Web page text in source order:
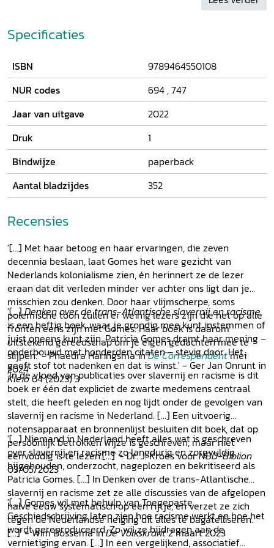
voornaamste oorzaken is dat Nederland haar racisme niet
van institutioneel racisme in het
slavernijgeschiedenisbedrijf.
Specificaties
ISBN
9789464550108
NUR codes
694 ,747
Jaar van uitgave
2022
Druk
1
Bindwijze
paperback
Aantal bladzijdes
352
Recensies
'[...] Met haar betoog en haar ervaringen, die zeven
decennia beslaan, laat Gomes het ware gezicht van
Nederlands kolonialisme zien, én herinnert ze de lezer
eraan dat dit verleden minder ver achter ons ligt dan je
misschien zou denken. Door haar vlijmscherpe, soms
polemische toon zullen er weinig lezers zijn die het op alle
fronten eens zijn met Gomes. Haar boek is daarom
uitstekend gereedschap om je eigen gedachten mee te
slijpen.' - Phaedra Haringsma inDe Correspondentmei
2024
'[...]Denken over de trans-Atlantischeslavernij en racisme
is een heftig boek, waar je grondig mee kunt instemmen of
juist oneens kunt zijn. Patricia Gomes dramt haar mening –
onderbouwd met honderden citaten – stevig door. Het
geeft stof tot nadenken en dat is winst.' - Ger Jan Onrunt in
Kleio64 (2023) 3
'In de vloed van publicaties over slavernij en racisme is dit
boek er één dat expliciet de zwarte medemens centraal
stelt, die heeft geleden en nog lijdt onder de gevolgen van
slavernij en racisme in Nederland. [...] Een uitvoerig
notensapparaat en bronnenlijst besluiten dit boek, dat op
persoonlijk betrokken wijze is geschreven, maar niet
eenvoudig is te lezen.[...]' - Dr. J. Kroes voorNBD-Biblion
03/05/2023
'[...] Niemand in Nederland heeft alles wat is geschreven
over slavernij en racisme zo langdurig en zorgvuldig
bijgehouden, onderzocht, nageplozen en bekritiseerd als
Patricia Gomes. [...] In Denken over de trans-Atlantische
slavernij en racisme zet ze alle discussies van de afgelopen
halve eeuw systematisch op een rijtje, en verzet ze zich
tegen de Nederlandse neiging dit alles te bagatelliseren.
[...]' - Wim Bossema inDe Volkskrant2 maart 2023
'[...] Gomes wil met behulp van Toegepaste
Geschiedschrijving laten zien hoe racisme werkt en hoe het
wordt gereproduceerd. Zo wil ze bijdragen aan de
vernietiging ervan. [...] In een vergelijkend, associatief